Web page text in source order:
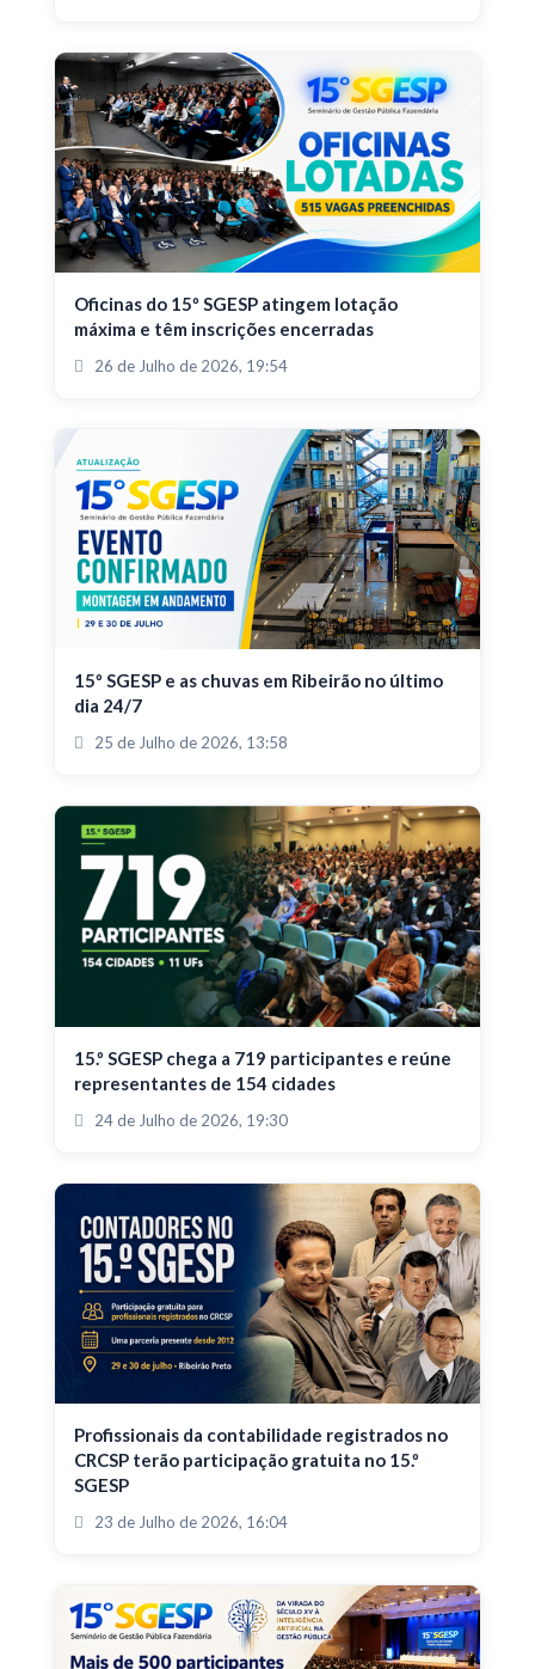
Oficinas do 15º SGESP atingem lotação
máxima e têm inscrições encerradas
26 de Julho de 2026, 19:54
15º SGESP e as chuvas em Ribeirão no último
dia 24/7
25 de Julho de 2026, 13:58
15.º SGESP chega a 719 participantes e reúne
representantes de 154 cidades
24 de Julho de 2026, 19:30
Profissionais da contabilidade registrados no
CRCSP terão participação gratuita no 15.º
SGESP
23 de Julho de 2026, 16:04